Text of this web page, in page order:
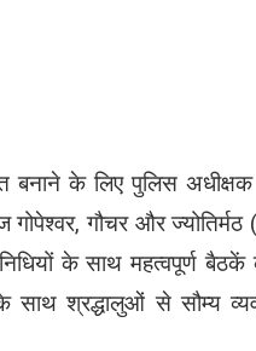
बनाने के लिए पुलिस
गौचर और ज्योतिर्मठ
के साथ महत्वपूर्ण
के साथ श्रद्धालुओं से सौम्य